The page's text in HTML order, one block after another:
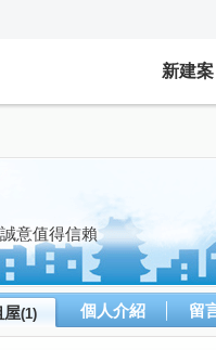
新建案
意值得信賴
屋(1) 個人介紹 留